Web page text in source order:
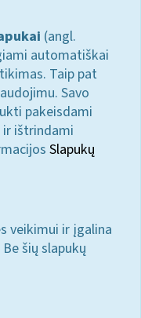
(angl.
automatiškai
Taip pat
Savo
pakeisdami
ištrindami
Slapukų
veikimui ir įgalina
šių slapukų